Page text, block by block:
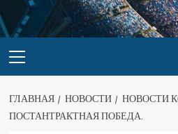
ГЛАВНАЯ НОВОСТИ
НОВОСТИ
ПОСТАНТРАКТНАЯ ПОБЕДА.